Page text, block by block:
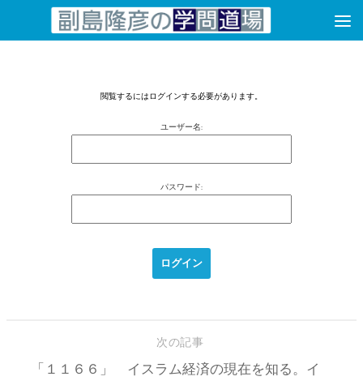
コンテンツへスキップ
閲覧するにはログインする必要があります。
ユーザー名:
パスワード:
次の記事
「１１６６」 イスラム経済の現在を知る。イ